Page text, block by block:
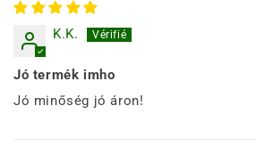
K.K.
Jó termék imho
Jó minőség jó áron!